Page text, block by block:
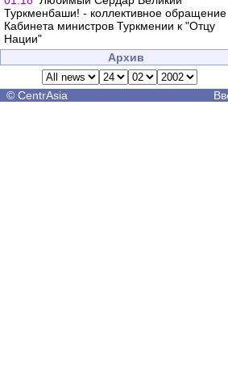
Туркменбаши! - коллективное обращение
Кабинета министров Туркмении к "Отцу
Нации"
Архив
© CentrAsia